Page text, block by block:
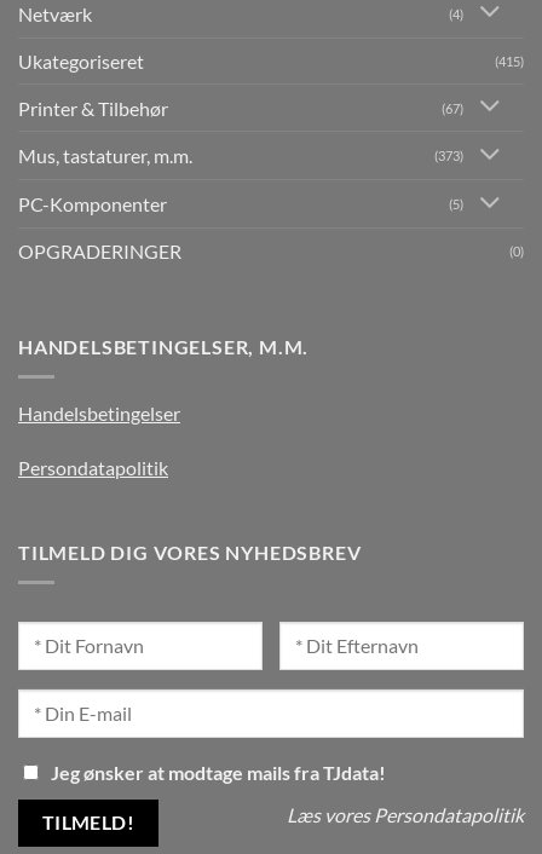
Netværk (4)
Ukategoriseret (415)
Printer & Tilbehør (67)
Mus, tastaturer, m.m. (373)
PC-Komponenter (5)
OPGRADERINGER (0)
HANDELSBETINGELSER, M.M.
Handelsbetingelser
Persondatapolitik
TILMELD DIG VORES NYHEDSBREV
Jeg ønsker at modtage mails fra TJdata!
Læs vores Persondatapolitik